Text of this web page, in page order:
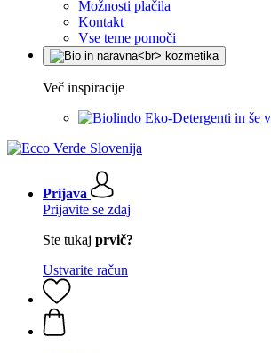
Možnosti plačila
Kontakt
Vse teme pomoči
Več inspiracije
Eko-Detergenti in še
Prijava
Prijavite se zdaj
Ste tukaj prvič?
Ustvarite račun